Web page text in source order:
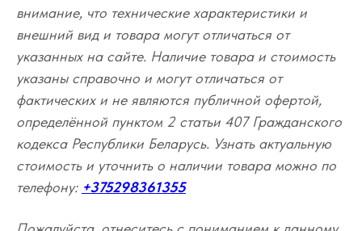
внимание, что технические характеристики и
внешний вид и товара могут отличаться от
указанных на сайте. Наличие товара и стоимость
указаны справочно и могут отличаться от
фактических и не являются публичной офертой,
определённой пунктом 2 статьи 407 Гражданского
кодекса Республики Беларусь. Узнать актуальную
стоимость и уточнить о наличии товара можно по
телефону: +375298361355